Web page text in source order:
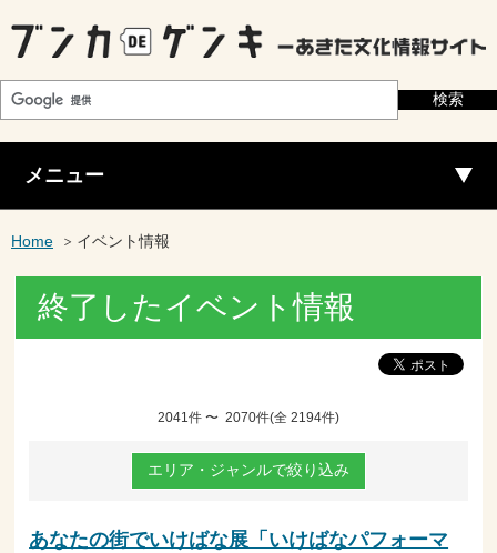
メニュー
Home イベント情報
終了したイベント情報
2041件 〜 2070件(全 2194件)
あなたの街でいけばな展「いけばなパフォーマ